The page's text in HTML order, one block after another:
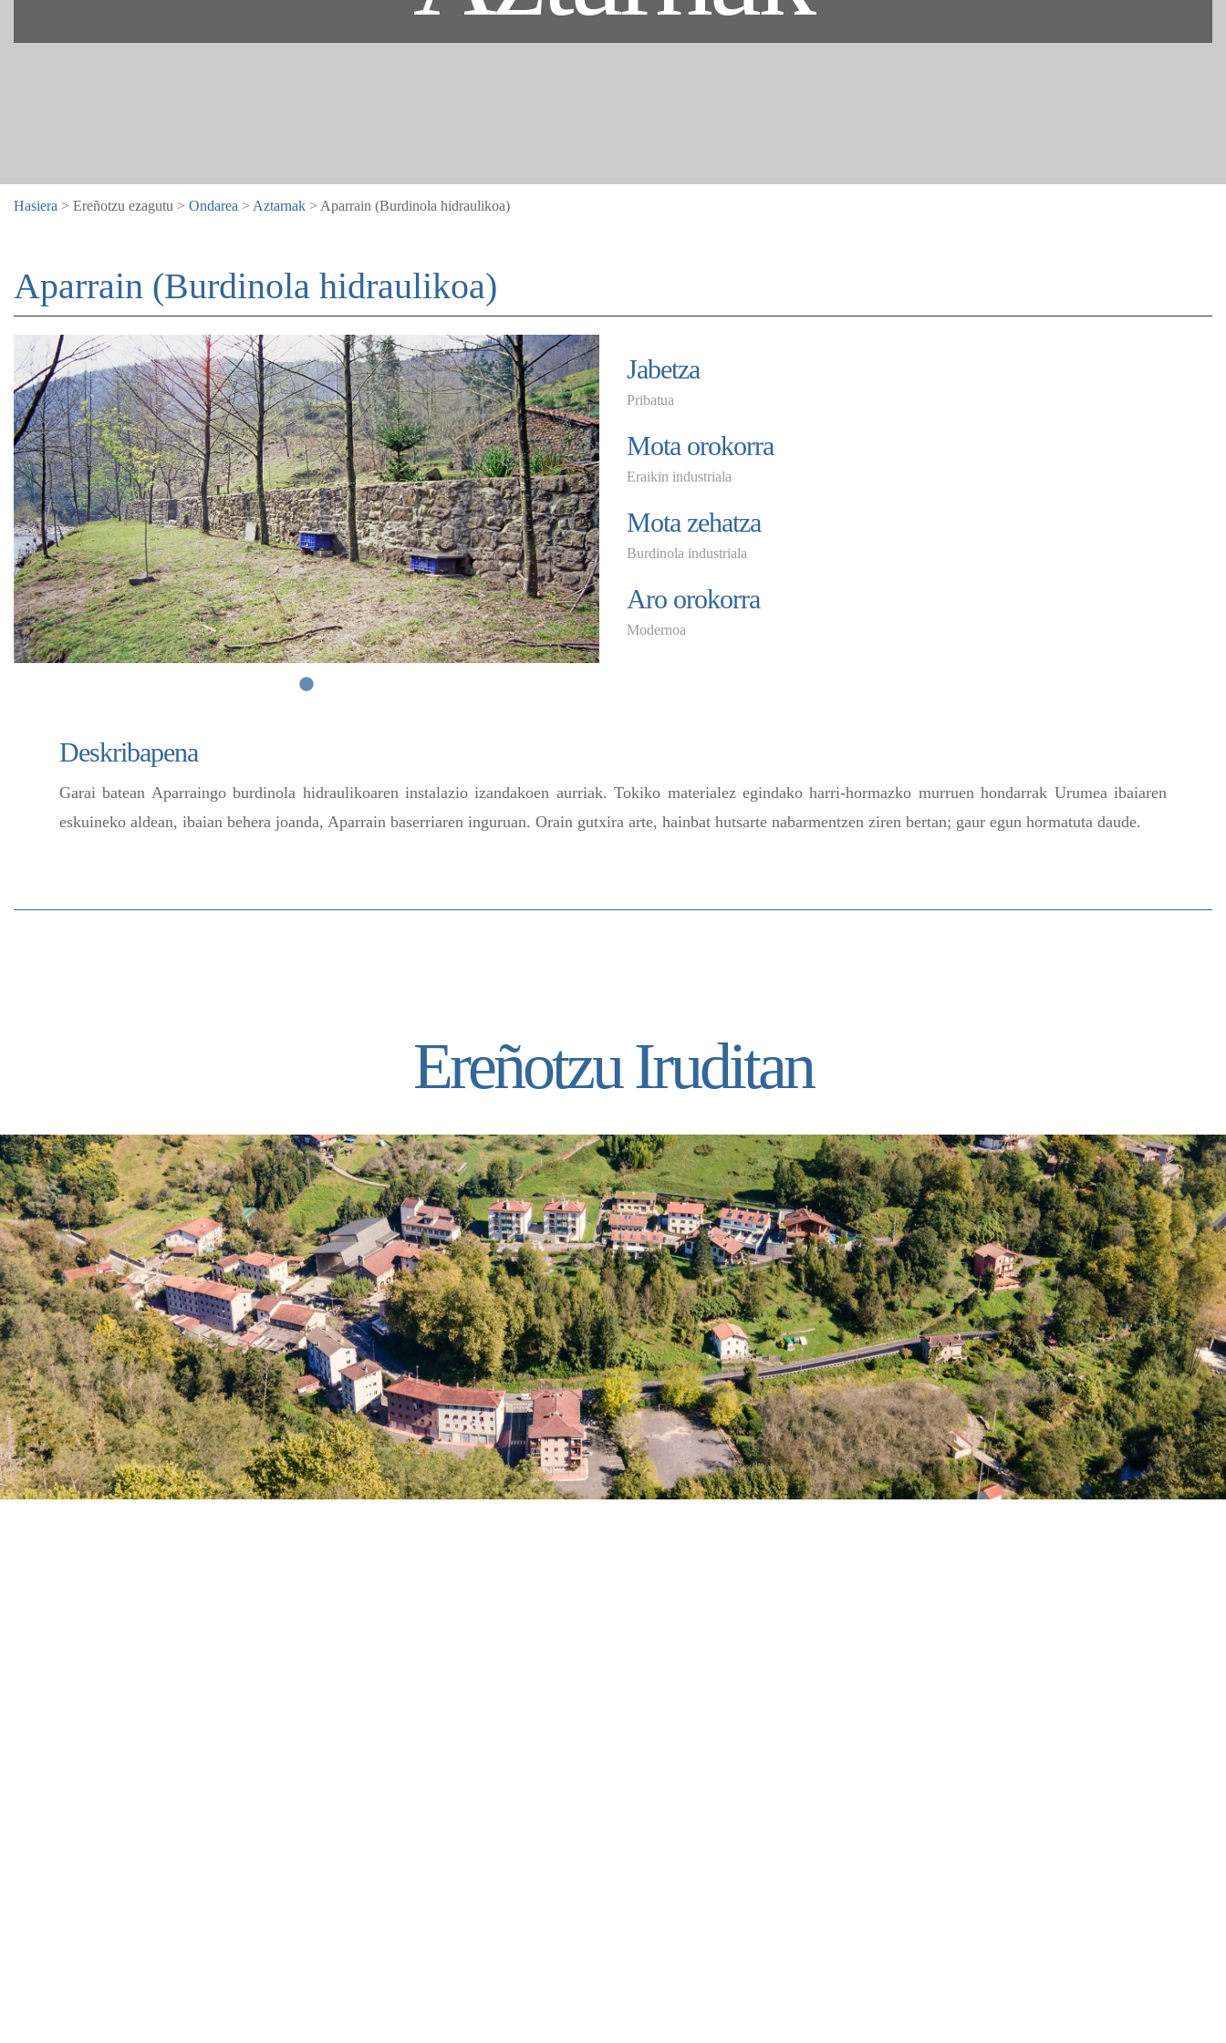
Hasiera > Ereñotzu ezagutu > Ondarea > Aztarnak > Aparrain (Burdinola hidraulikoa)
Aparrain (Burdinola hidraulikoa)
Jabetza
Pribatua
Mota orokorra
Eraikin industriala
Mota zehatza
Burdinola industriala
Aro orokorra
Modernoa
Deskribapena
Garai batean Aparraingo burdinola hidraulikoaren instalazio izandakoen aurriak. Tokiko materialez egindako harri-hormazko murruen hondarrak Urumea ibaiaren
eskuineko aldean, ibaian behera joanda, Aparrain baserriaren inguruan. Orain gutxira arte, hainbat hutsarte nabarmentzen ziren bertan; gaur egun hormatuta daude.
Ereñotzu Iruditan